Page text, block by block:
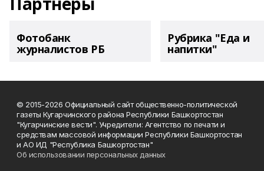
Фотобанк
журналистов РБ
Рубрика "Еда и
напитки"
© 2015-2026 Официальный сайт общественно-политической
газеты Кугарчинского района Республики Башкортостан
"Кугарчинские вести". Учредители: Агентство по печати и
средствам массовой информации Республики Башкортостан
и АО ИД "Республика Башкортостан"
Об использовании персональных данных